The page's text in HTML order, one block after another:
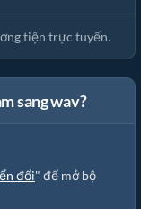
tiện trực tuyến.
sang wav?
đổi" để mở bộ